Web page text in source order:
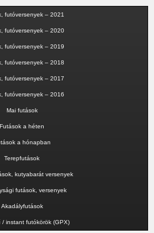
futóversenyek – 2021
futóversenyek – 2020
futóversenyek – 2019
futóversenyek – 2018
futóversenyek – 2017
futóversenyek – 2016
Mai futások
Futások a héten
a hónapban
Terepfutások
kutyabarát versenyek
futások, versenyek
Akadályfutások
/ instant futókörök (GPX)